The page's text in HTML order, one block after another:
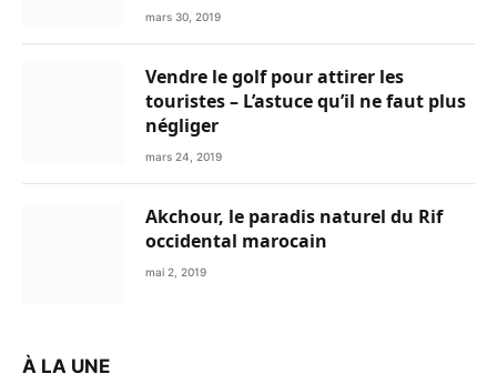
mars 30, 2019
Vendre le golf pour attirer les
touristes – L’astuce qu’il ne faut plus
négliger
mars 24, 2019
Akchour, le paradis naturel du Rif
occidental marocain
mai 2, 2019
À LA UNE